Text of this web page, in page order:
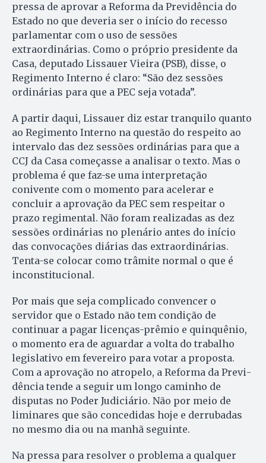
pressa de aprovar a Reforma da Previdência do
Estado no que deveria ser o início do recesso
parlamentar com o uso de sessões
extraordinárias. Como o próprio presidente da
Casa, deputado Lissauer Vieira (PSB), disse, o
Regimento Interno é claro: “São dez sessões
ordinárias para que a PEC seja votada”.
A partir daqui, Lissauer diz estar tranquilo quanto
ao Regimento Interno na questão do respeito ao
intervalo das dez sessões ordinárias para que a
CCJ da Casa começasse a analisar o texto. Mas o
problema é que faz-se uma interpretação
conivente com o momento para acelerar e
concluir a aprovação da PEC sem respeitar o
prazo regimental. Não foram realizadas as dez
sessões ordinárias no plenário antes do início
das convocações diárias das extraordinárias.
Tenta-se colocar como trâmite normal o que é
inconstitucional.
Por mais que seja complicado convencer o
servidor que o Estado não tem condição de
continuar a pagar licenças-prêmio e quinquênio,
o momento era de aguardar a volta do trabalho
legislativo em fevereiro para votar a proposta.
Com a aprovação no atropelo, a Reforma da Pre­vi­
dência tende a seguir um longo caminho de
disputas no Poder Judiciário. Não por meio de
liminares que são concedidas hoje e derrubadas
no mesmo dia ou na manhã seguinte.
Na pressa para resolver o problema a qualquer